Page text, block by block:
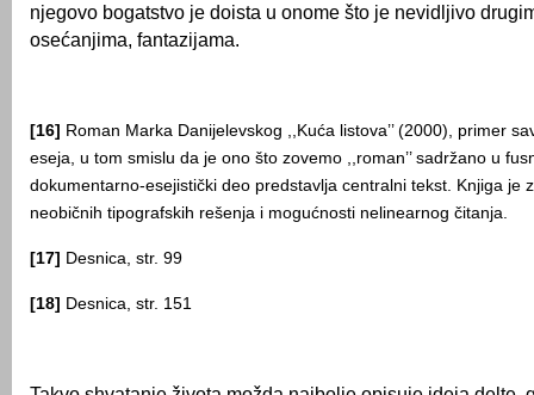
njegovo bogatstvo je doista u onome što je nevidljivo
osećanjima, fantazijama.
[16] Roman Marka Danijelevskog ,,Kuća listova’’ (2000), primer
eseja, u tom smislu da je ono što zovemo ,,roman’’ sadržano u
dokumentarno-esejistički deo predstavlja centralni tekst. Knjiga je
neobičnih tipografskih rešenja i mogućnosti nelinearnog čitanja.
[17] Desnica, str. 99
[18] Desnica, str. 151